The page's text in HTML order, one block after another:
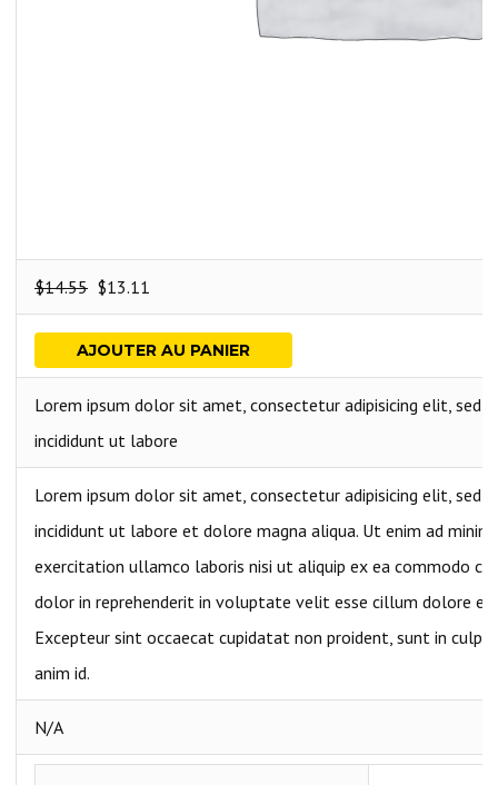
$14.55 $13.11
AJOUTER AU PANIER
Lorem ipsum dolor sit amet, consectetur adipisicing elit, sed
incididunt ut labore
Lorem ipsum dolor sit amet, consectetur adipisicing elit, sed
incididunt ut labore et dolore magna aliqua. Ut enim ad minim
exercitation ullamco laboris nisi ut aliquip ex ea commodo
dolor in reprehenderit in voluptate velit esse cillum dolore
Excepteur sint occaecat cupidatat non proident, sunt in
anim id.
N/A